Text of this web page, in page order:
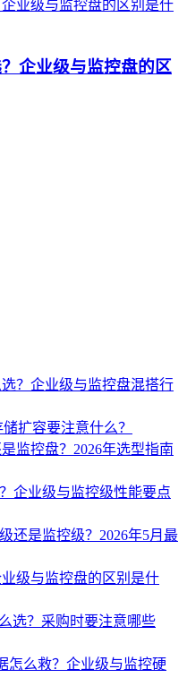
企业级与监控盘的区
？企业级与监控盘混搭行
扩容要注意什么？
监控盘？2026年选型指南
企业级与监控级性能要点
还是监控级？2026年5月最
级与监控盘的区别是什
选？采购时要注意哪些
怎么救？企业级与监控硬